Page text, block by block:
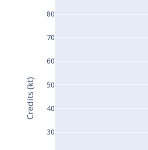
30
40
50
60
70
80
Credits (kt)